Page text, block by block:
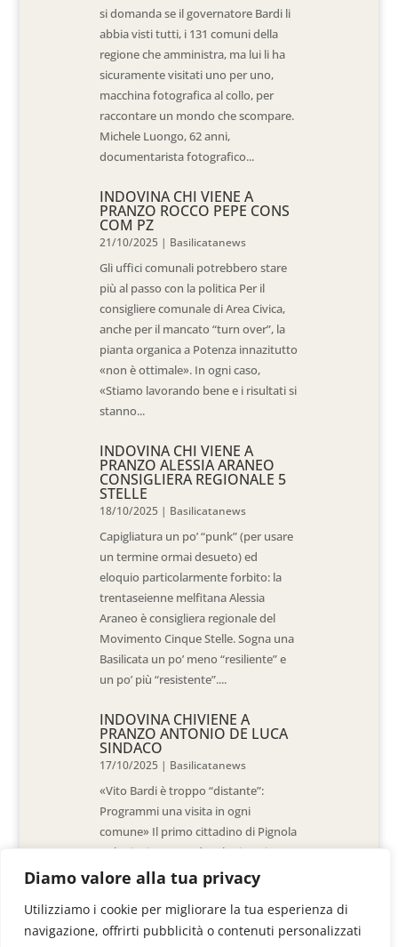
Diamo valore alla tua privacy
Utilizziamo i cookie per migliorare la tua esperienza di
navigazione, offrirti pubblicità o contenuti personalizzati
si domanda se il governatore Bardi li
abbia visti tutti, i 131 comuni della
regione che amministra, ma lui li ha
sicuramente visitati uno per uno,
macchina fotografica al collo, per
raccontare un mondo che scompare.
Michele Luongo, 62 anni,
documentarista fotografico...
INDOVINA CHI VIENE A
PRANZO ROCCO PEPE CONS
COM PZ
21/10/2025 | Basilicatanews
Gli uffici comunali potrebbero stare
più al passo con la politica Per il
consigliere comunale di Area Civica,
anche per il mancato “turn over”, la
pianta organica a Potenza innazitutto
«non è ottimale». In ogni caso,
«Stiamo lavorando bene e i risultati si
stanno...
INDOVINA CHI VIENE A
PRANZO ALESSIA ARANEO
CONSIGLIERA REGIONALE 5
STELLE
18/10/2025 | Basilicatanews
Capigliatura un po’ “punk” (per usare
un termine ormai desueto) ed
eloquio particolarmente forbito: la
trentaseienne melfitana Alessia
Araneo è consigliera regionale del
Movimento Cinque Stelle. Sogna una
Basilicata un po’ meno “resiliente” e
un po’ più “resistente”....
INDOVINA CHIVIENE A
PRANZO ANTONIO DE LUCA
SINDACO
17/10/2025 | Basilicatanews
«Vito Bardi è troppo “distante”:
Programmi una visita in ogni
comune» Il primo cittadino di Pignola
«L’ho invitato a vedere la situazione
al Pantano, ma non è venuto. La
sensazione è che -come sindaci-
siamo lasciati a noi stessi» di Walter
De Stradis In...